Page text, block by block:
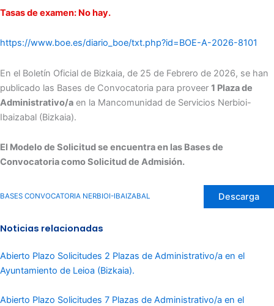
Tasas de examen: No hay.
https://www.boe.es/diario_boe/txt.php?id=BOE-A-2026-8101
En el Boletín Oficial de Bizkaia, de 25 de Febrero de 2026, se han
publicado las Bases de Convocatoria para proveer 1 Plaza de
Administrativo/a en la Mancomunidad de Servicios Nerbioi-
Ibaizabal (Bizkaia).
El Modelo de Solicitud se encuentra en las Bases de
Convocatoria como Solicitud de Admisión.
BASES CONVOCATORIA NERBIOI-IBAIZABAL Descarga
Noticias relacionadas
Abierto Plazo Solicitudes 2 Plazas de Administrativo/a en el
Ayuntamiento de Leioa (Bizkaia).
Abierto Plazo Solicitudes 7 Plazas de Administrativo/a en el